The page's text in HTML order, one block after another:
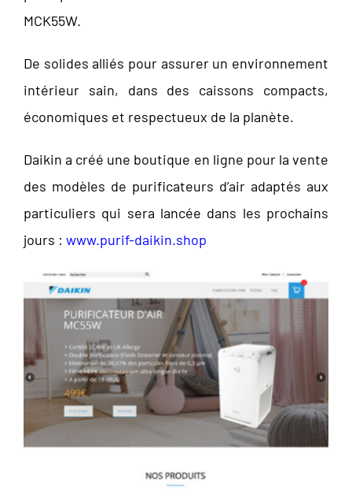
MCK55W.
De solides alliés pour assurer un environnement
intérieur sain, dans des caissons compacts,
économiques et respectueux de la planète.
Daikin a créé une boutique en ligne pour la vente
des modèles de purificateurs d’air adaptés aux
particuliers qui sera lancée dans les prochains
jours : www.purif-daikin.shop